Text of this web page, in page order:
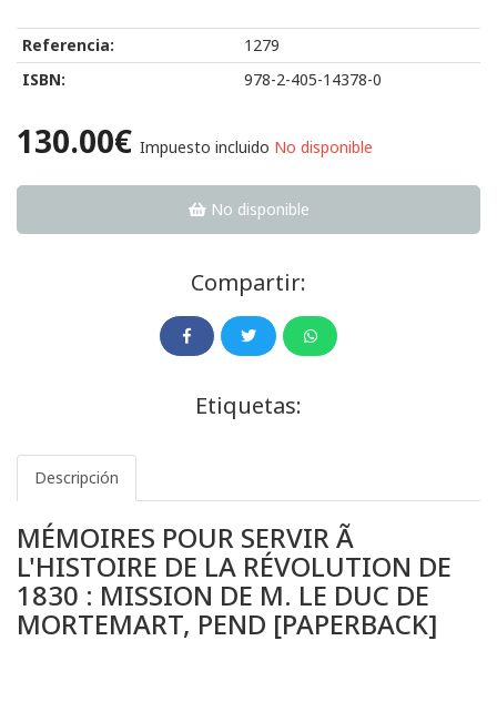
Referencia:
1279
ISBN:
978-2-405-14378-0
130.00€ Impuesto incluido No disponible
No disponible
Compartir:
Etiquetas:
Descripción
MÉMOIRES POUR SERVIR Ã
L'HISTOIRE DE LA RÉVOLUTION DE
1830 : MISSION DE M. LE DUC DE
MORTEMART, PEND [PAPERBACK]